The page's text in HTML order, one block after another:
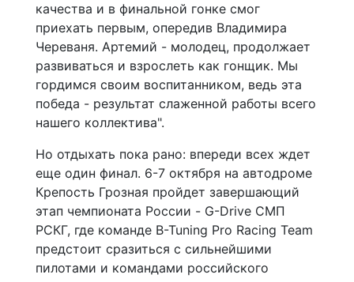
качества и в финальной гонке смог
приехать первым, опередив Владимира
Череваня. Артемий - молодец, продолжает
развиваться и взрослеть как гонщик. Мы
гордимся своим воспитанником, ведь эта
победа - результат слаженной работы всего
нашего коллектива".
Но отдыхать пока рано: впереди всех ждет
еще один финал. 6-7 октября на автодроме
Крепость Грозная пройдет завершающий
этап чемпионата России - G-Drive СМП
РСКГ, где команде B-Tuning Pro Racing Team
предстоит сразиться с сильнейшими
пилотами и командами российского